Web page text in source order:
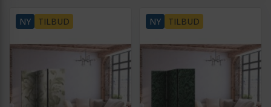
NY TILBUD NY TILBUD